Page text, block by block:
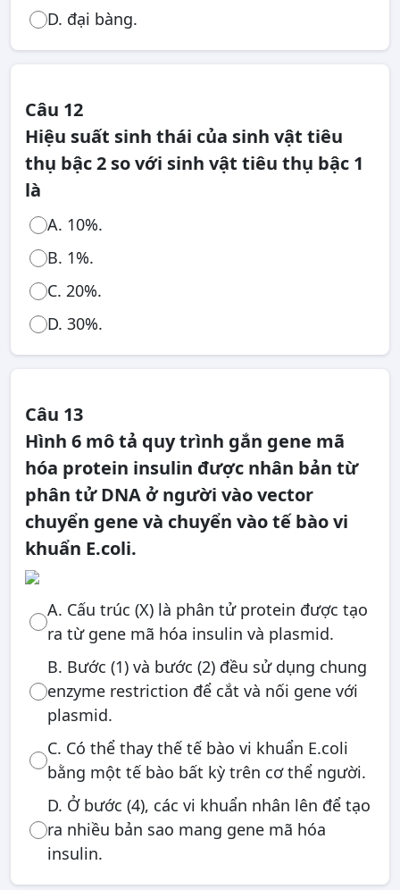
D. đại bàng.
Câu 12
Hiệu suất sinh thái của sinh vật tiêu
thụ bậc 2 so với sinh vật tiêu thụ bậc 1
là
A. 10%.
B. 1%.
C. 20%.
D. 30%.
Câu 13
Hình 6 mô tả quy trình gắn gene mã
hóa protein insulin được nhân bản từ
phân tử DNA ở người vào vector
chuyển gene và chuyển vào tế bào vi
khuẩn E.coli.
A. Cấu trúc (X) là phân tử protein được tạo
ra từ gene mã hóa insulin và plasmid.
B. Bước (1) và bước (2) đều sử dụng chung
enzyme restriction để cắt và nối gene với
plasmid.
C. Có thể thay thế tế bào vi khuẩn E.coli
bằng một tế bào bất kỳ trên cơ thể người.
D. Ở bước (4), các vi khuẩn nhân lên để tạo
ra nhiều bản sao mang gene mã hóa
insulin.